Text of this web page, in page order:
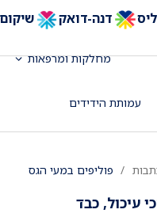
ליס דנה-דואק שיקום
מחלקות ומרפאות
עמותת הידידים
פוליפים במעי הגס
עיכול, כבד